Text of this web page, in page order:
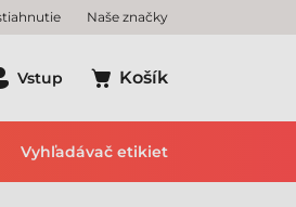
Naše značky
Vstup Košík
Vyhľadávač etikiet